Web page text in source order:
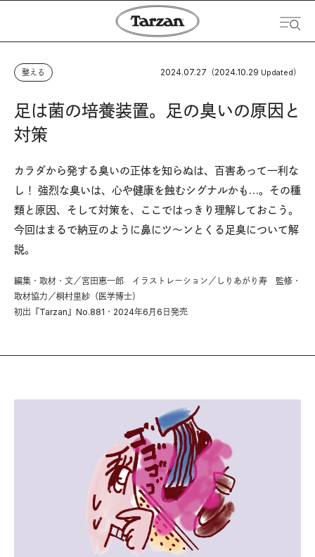
整える 2024.07.27 （2024.10.29 Updated）
足は菌の培養装置。足の臭いの原因と
対策
カラダから発する臭いの正体を知らぬは、百害あって一利な
し！ 強烈な臭いは、心や健康を蝕むシグナルかも…。その種
類と原因、そして対策を、ここではっきり理解しておこう。
今回はまるで納豆のように鼻にツ〜ンとくる足臭について解
説。
編集・取材・文／宮田恵一郎 イラストレーション／しりあがり寿 監修・
取材協力／桐村里紗（医学博士）
初出『Tarzan』No.881・2024年6月6日発売